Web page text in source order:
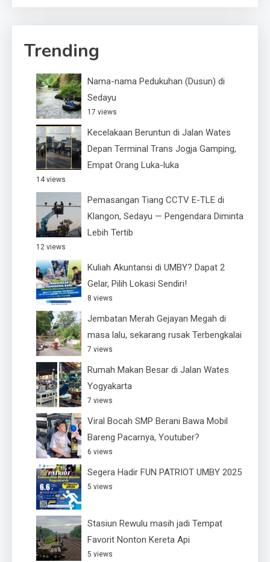
Trending
Nama-nama Pedukuhan (Dusun) di
Sedayu
17 views
Kecelakaan Beruntun di Jalan Wates
Depan Terminal Trans Jogja Gamping,
Empat Orang Luka-luka
14 views
Pemasangan Tiang CCTV E-TLE di
Klangon, Sedayu — Pengendara Diminta
Lebih Tertib
12 views
Kuliah Akuntansi di UMBY? Dapat 2
Gelar, Pilih Lokasi Sendiri!
8 views
Jembatan Merah Gejayan Megah di
masa lalu, sekarang rusak Terbengkalai
7 views
Rumah Makan Besar di Jalan Wates
Yogyakarta
7 views
Viral Bocah SMP Berani Bawa Mobil
Bareng Pacarnya, Youtuber?
6 views
Segera Hadir FUN PATRIOT UMBY 2025
5 views
Stasiun Rewulu masih jadi Tempat
Favorit Nonton Kereta Api
5 views